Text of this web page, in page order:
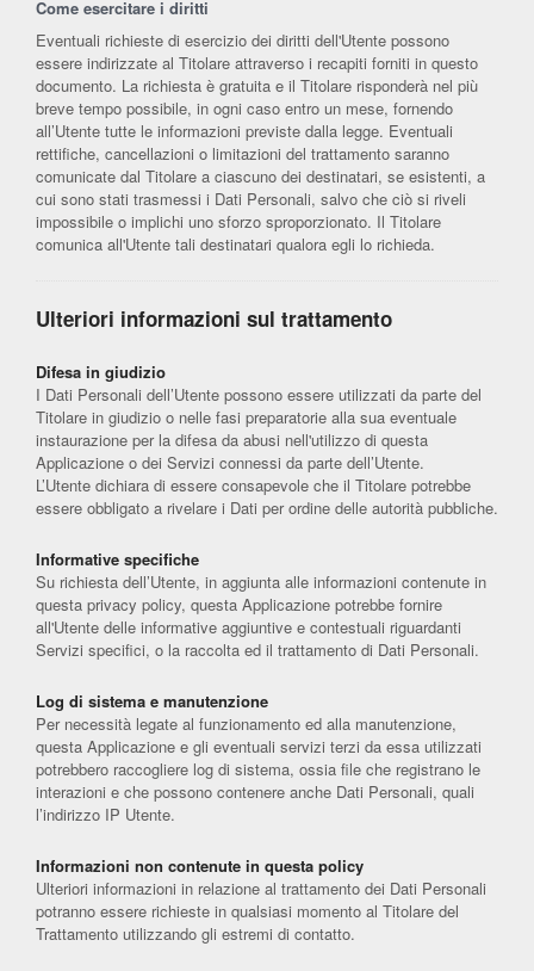
Come esercitare i diritti
Eventuali richieste di esercizio dei diritti dell'Utente possono
essere indirizzate al Titolare attraverso i recapiti forniti in questo
documento. La richiesta è gratuita e il Titolare risponderà nel più
breve tempo possibile, in ogni caso entro un mese, fornendo
all’Utente tutte le informazioni previste dalla legge. Eventuali
rettifiche, cancellazioni o limitazioni del trattamento saranno
comunicate dal Titolare a ciascuno dei destinatari, se esistenti, a
cui sono stati trasmessi i Dati Personali, salvo che ciò si riveli
impossibile o implichi uno sforzo sproporzionato. Il Titolare
comunica all'Utente tali destinatari qualora egli lo richieda.
Ulteriori informazioni sul trattamento
Difesa in giudizio
I Dati Personali dell’Utente possono essere utilizzati da parte del
Titolare in giudizio o nelle fasi preparatorie alla sua eventuale
instaurazione per la difesa da abusi nell'utilizzo di questa
Applicazione o dei Servizi connessi da parte dell’Utente.
L’Utente dichiara di essere consapevole che il Titolare potrebbe
essere obbligato a rivelare i Dati per ordine delle autorità pubbliche.
Informative specifiche
Su richiesta dell’Utente, in aggiunta alle informazioni contenute in
questa privacy policy, questa Applicazione potrebbe fornire
all'Utente delle informative aggiuntive e contestuali riguardanti
Servizi specifici, o la raccolta ed il trattamento di Dati Personali.
Log di sistema e manutenzione
Per necessità legate al funzionamento ed alla manutenzione,
questa Applicazione e gli eventuali servizi terzi da essa utilizzati
potrebbero raccogliere log di sistema, ossia file che registrano le
interazioni e che possono contenere anche Dati Personali, quali
l’indirizzo IP Utente.
Informazioni non contenute in questa policy
Ulteriori informazioni in relazione al trattamento dei Dati Personali
potranno essere richieste in qualsiasi momento al Titolare del
Trattamento utilizzando gli estremi di contatto.